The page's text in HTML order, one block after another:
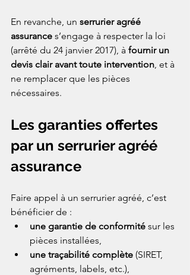
En revanche, un serrurier agréé
assurance s’engage à respecter la loi
(arrêté du 24 janvier 2017), à fournir un
devis clair avant toute intervention, et à
ne remplacer que les pièces
nécessaires.
Les garanties offertes
par un serrurier agréé
assurance
Faire appel à un serrurier agréé, c’est
bénéficier de :
une garantie de conformité sur les
pièces installées,
une traçabilité complète (SIRET,
agréments, labels, etc.),